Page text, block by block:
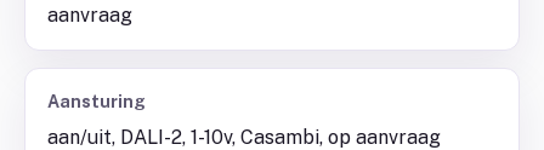
aanvraag
Aansturing
aan/uit, DALI-2, 1-10v, Casambi, op aanvraag